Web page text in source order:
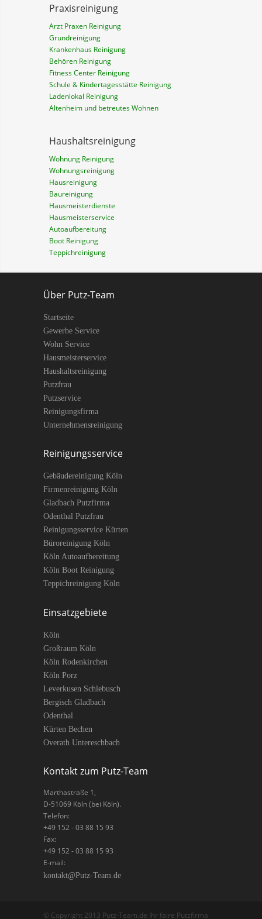
Praxisreinigung
Arzt Praxen Reinigung
Grundreinigung
Krankenhaus Reinigung
Behören Reinigung
Fitness Center Reinigung
Schule & Kindertagesstätte Reinigung
Ladenlokal Reinigung
Altenheim und betreutes Wohnen
Haushaltsreinigung
Wohnung Reinigung
Wohnungsreinigung
Hausreinigung
Baureinigung
Hausmeisterdienste
Hausmeisterservice
Autoaufbereitung
Boot Reinigung
Teppichreinigung
Über Putz-Team
Startseite
Gewerbe Service
Wohn Service
Hausmeisterservice
Haushaltsreinigung
Putzfrau
Putzservice
Reinigungsfirma
Unternehmensreinigung
Reinigungsservice
Gebäudereinigung Köln
Firmenreinigung Köln
Gladbach Putzfirma
Odenthal Putzfrau
Reinigungsservice Kürten
Büroreinigung Köln
Köln Autoaufbereitung
Köln Boot Reinigung
Teppichreinigung Köln
Einsatzgebiete
Köln
Großraum Köln
Köln Rodenkirchen
Köln Porz
Leverkusen Schlebusch
Bergisch Gladbach
Odenthal
Kürten Bechen
Overath Untereschbach
Kontakt zum Putz-Team
Marthastraße 1 ,
D-51069 Köln(bei Köln).
Telefon:
+49 152 - 03 88 15 93
Fax:
+49 152 - 03 88 15 93
E-mail:
kontakt@Putz-Team.de
© Copyright 2013 Putz-Team.de Ihr faire Putzfirma